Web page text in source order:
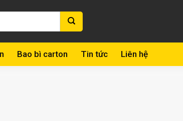
Bao bì carton Tin tức Liên hệ